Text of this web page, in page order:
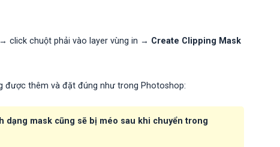
click chuột phải vào layer vùng in → Create Clipping Mask
được thêm và đặt đúng như trong Photoshop:
dạng mask cũng sẽ bị méo sau khi chuyển trong